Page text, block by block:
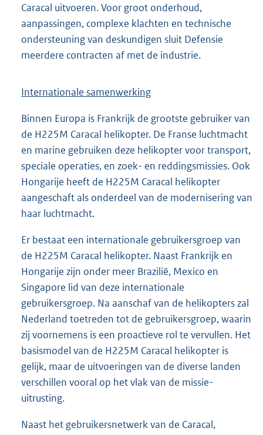
Caracal uitvoeren. Voor groot onderhoud,
aanpassingen, complexe klachten en technische
ondersteuning van deskundigen sluit Defensie
meerdere contracten af met de industrie.
Internationale samenwerking
Binnen Europa is Frankrijk de grootste gebruiker van
de H225M Caracal helikopter. De Franse luchtmacht
en marine gebruiken deze helikopter voor transport,
speciale operaties, en zoek- en reddingsmissies. Ook
Hongarije heeft de H225M Caracal helikopter
aangeschaft als onderdeel van de modernisering van
haar luchtmacht.
Er bestaat een internationale gebruikersgroep van
de H225M Caracal helikopter. Naast Frankrijk en
Hongarije zijn onder meer Brazilië, Mexico en
Singapore lid van deze internationale
gebruikersgroep. Na aanschaf van de helikopters zal
Nederland toetreden tot de gebruikersgroep, waarin
zij voornemens is een proactieve rol te vervullen. Het
basismodel van de H225M Caracal helikopter is
gelijk, maar de uitvoeringen van de diverse landen
verschillen vooral op het vlak van de missie-
uitrusting.
Naast het gebruikersnetwerk van de Caracal,